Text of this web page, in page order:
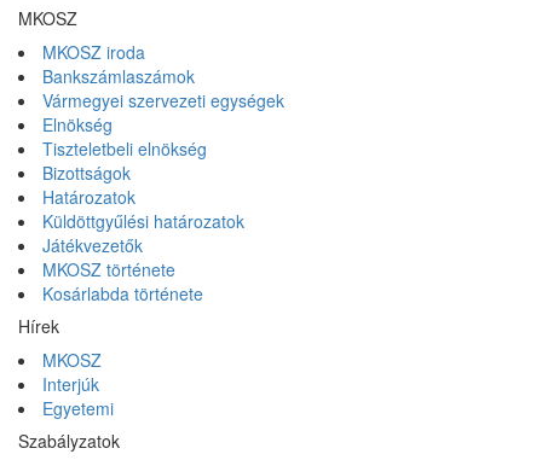
MKOSZ
MKOSZ iroda
Bankszámlaszámok
Vármegyei szervezeti egységek
Elnökség
Tiszteletbeli elnökség
Bizottságok
Határozatok
Küldöttgyűlési határozatok
Játékvezetők
MKOSZ története
Kosárlabda története
Hírek
MKOSZ
Interjúk
Egyetemi
Szabályzatok